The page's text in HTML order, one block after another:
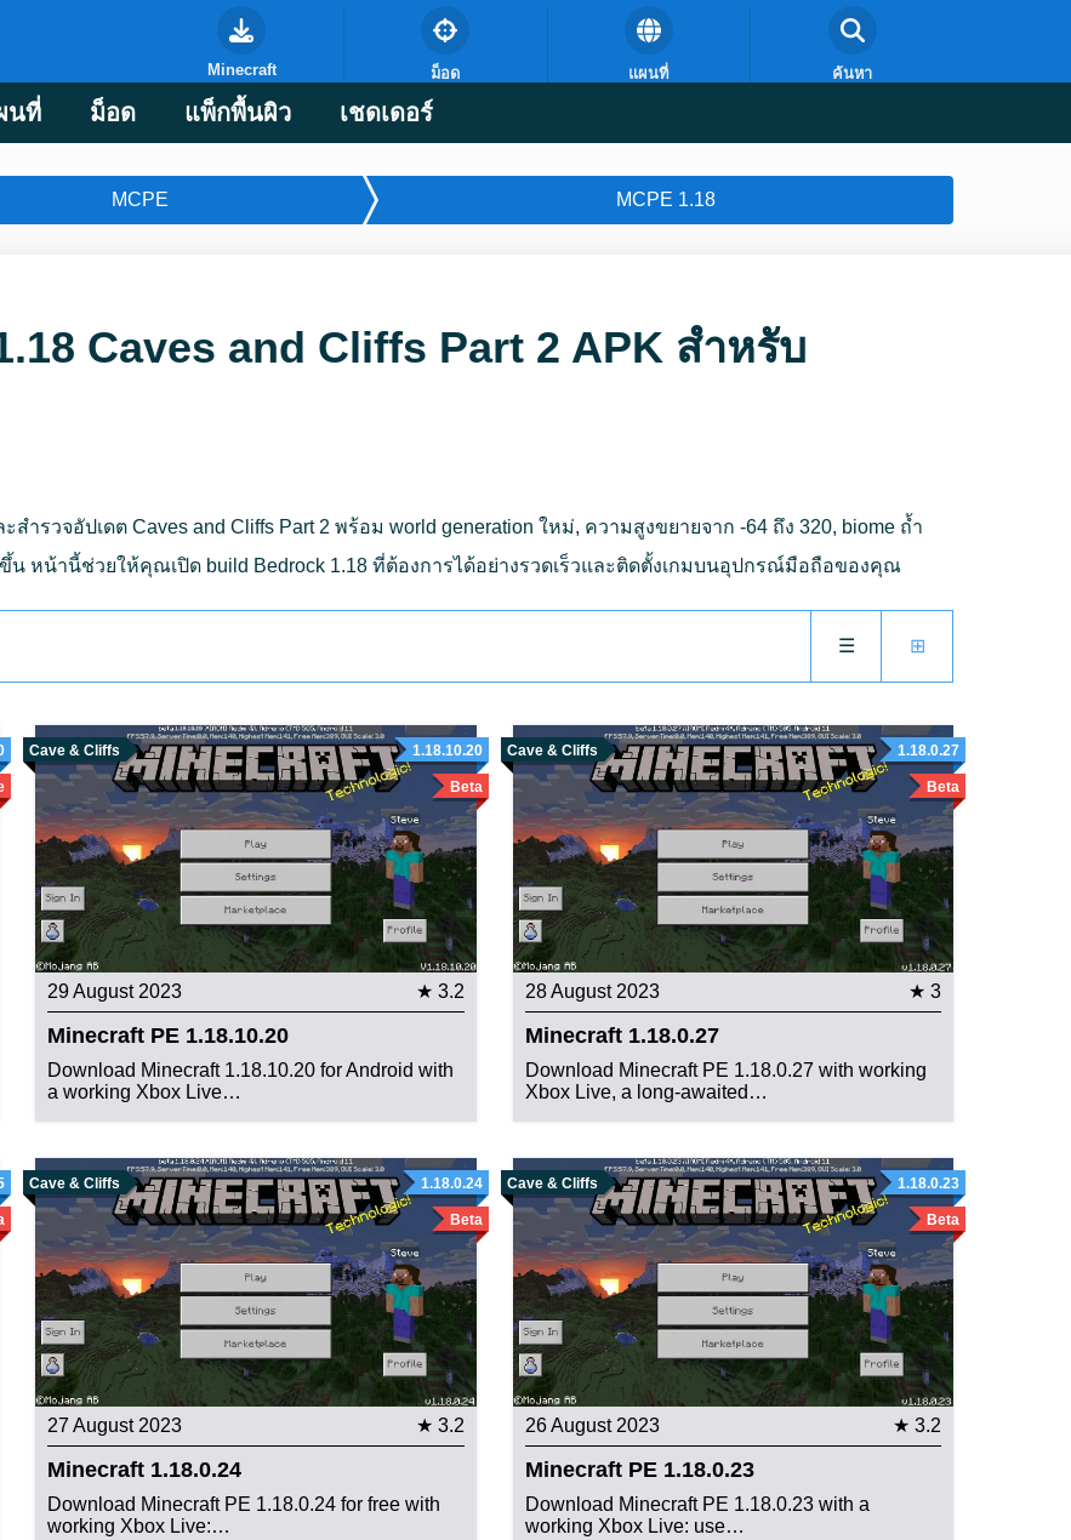
นที่ ม็อด แพ็กพื้นผิว เชดเดอร์
Minecraft ม็อด แผนที่ ค้นหา
MCPE MCPE 1.18
Caves and Cliffs Part 2 APK สำหรับ
ะสำรวจอัปเดต Caves and Cliffs Part 2 พร้อม world generation ใหม่, ความสูงขยายจาก -64 ถึง 320, biome ถ้ำ
ขึ้น หน้านี้ช่วยให้คุณเปิด build Bedrock 1.18 ที่ต้องการได้อย่างรวดเร็วและติดตั้งเกมบนอุปกรณ์มือถือของคุณ
⊞
☰
Cave & Cliffs 1.18.10.20
Beta
29 August 2023 ★ 3.2
Minecraft PE 1.18.10.20
Download Minecraft 1.18.10.20 for Android with
a working Xbox Live…
Cave & Cliffs 1.18.0.27
Beta
28 August 2023 ★ 3
Minecraft 1.18.0.27
Download Minecraft PE 1.18.0.27 with working
Xbox Live, a long-awaited…
Cave & Cliffs 1.18.0.24
Beta
27 August 2023 ★ 3.2
Minecraft 1.18.0.24
Download Minecraft PE 1.18.0.24 for free with
working Xbox Live:…
Cave & Cliffs 1.18.0.23
Beta
26 August 2023 ★ 3.2
Minecraft PE 1.18.0.23
Download Minecraft PE 1.18.0.23 with a
working Xbox Live: use…